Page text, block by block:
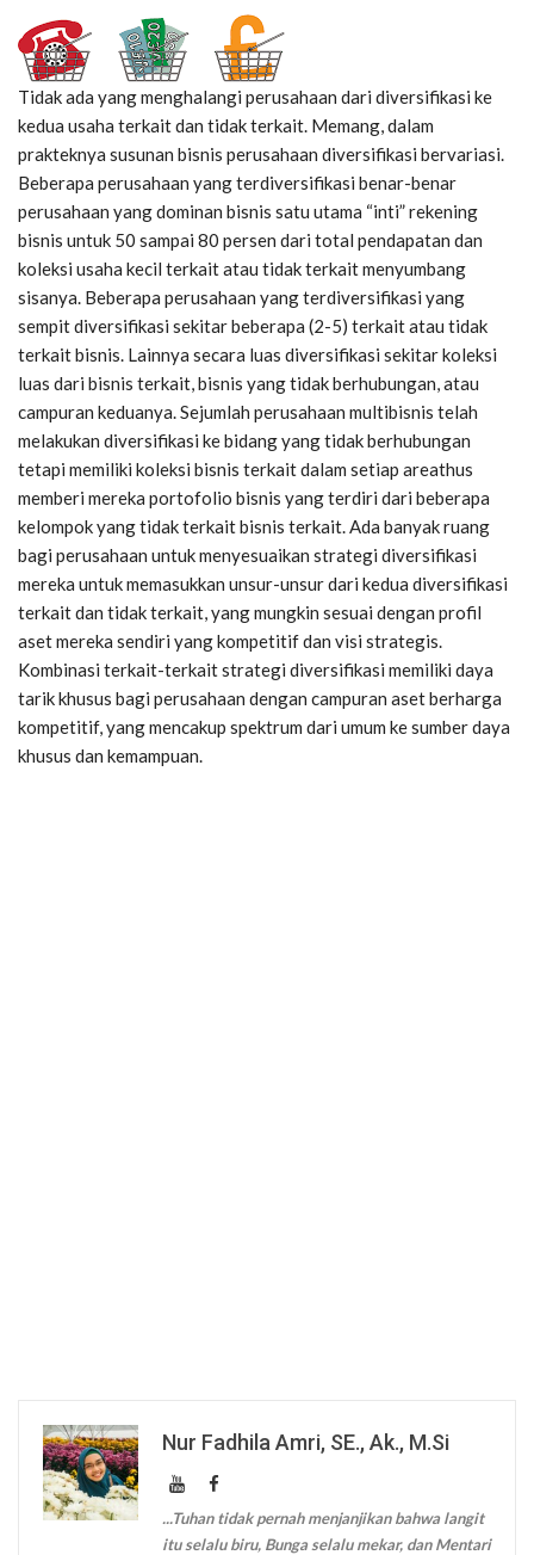
Tidak ada yang menghalangi perusahaan dari diversifikasi ke
kedua usaha terkait dan tidak terkait. Memang, dalam
prakteknya susunan bisnis perusahaan diversifikasi bervariasi.
Beberapa perusahaan yang terdiversifikasi benar-benar
perusahaan yang dominan bisnis satu utama “inti” rekening
bisnis untuk 50 sampai 80 persen dari total pendapatan dan
koleksi usaha kecil terkait atau tidak terkait menyumbang
sisanya. Beberapa perusahaan yang terdiversifikasi yang
sempit diversifikasi sekitar beberapa (2-5) terkait atau tidak
terkait bisnis. Lainnya secara luas diversifikasi sekitar koleksi
luas dari bisnis terkait, bisnis yang tidak berhubungan, atau
campuran keduanya. Sejumlah perusahaan multibisnis telah
melakukan diversifikasi ke bidang yang tidak berhubungan
tetapi memiliki koleksi bisnis terkait dalam setiap areathus
memberi mereka portofolio bisnis yang terdiri dari beberapa
kelompok yang tidak terkait bisnis terkait. Ada banyak ruang
bagi perusahaan untuk menyesuaikan strategi diversifikasi
mereka untuk memasukkan unsur-unsur dari kedua diversifikasi
terkait dan tidak terkait, yang mungkin sesuai dengan profil
aset mereka sendiri yang kompetitif dan visi strategis.
Kombinasi terkait-terkait strategi diversifikasi memiliki daya
tarik khusus bagi perusahaan dengan campuran aset berharga
kompetitif, yang mencakup spektrum dari umum ke sumber daya
khusus dan kemampuan.
Nur Fadhila Amri, SE., Ak., M.Si
...Tuhan tidak pernah menjanjikan bahwa langit
itu selalu biru, Bunga selalu mekar, dan Mentari